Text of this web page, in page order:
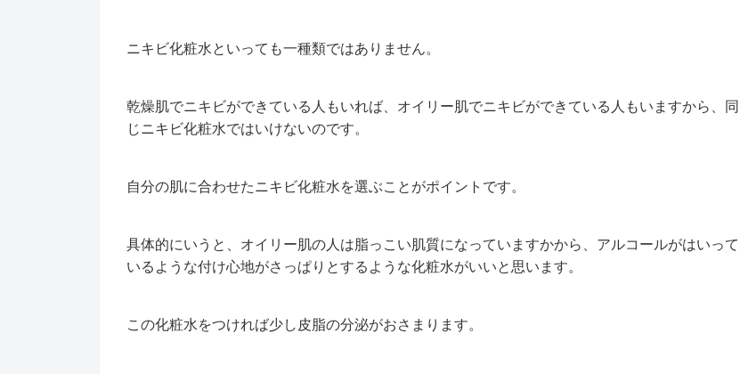
ニキビ化粧水といっても一種類ではありません。
乾燥肌でニキビができている人もいれば、オイリー肌でニキビができている人もいますから、同
じニキビ化粧水ではいけないのです。
自分の肌に合わせたニキビ化粧水を選ぶことがポイントです。
具体的にいうと、オイリー肌の人は脂っこい肌質になっていますかから、アルコールがはいって
いるような付け心地がさっぱりとするような化粧水がいいと思います。
この化粧水をつければ少し皮脂の分泌がおさまります。